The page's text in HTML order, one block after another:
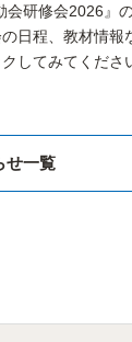
会研修会2026』
ックしてみてくださ
せ一覧